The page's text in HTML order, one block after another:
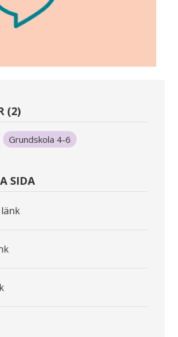
(2)
Grundskola 4-6
SIDA